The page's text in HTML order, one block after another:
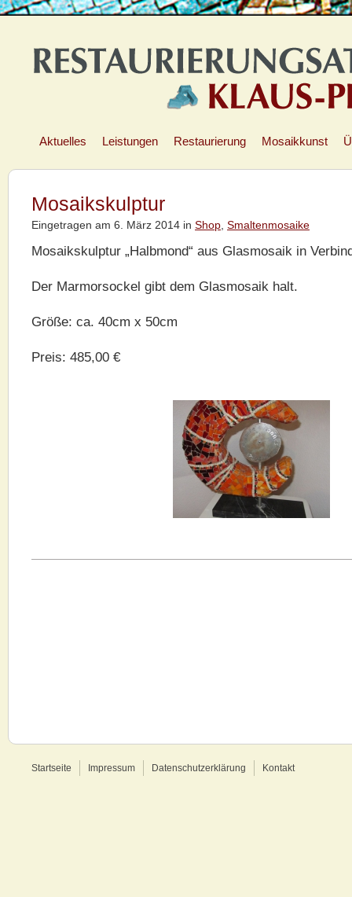
Aktuelles Leistungen Restaurierung Mosaikkunst
Mosaikskulptur
Eingetragen am 6. März 2014 in Shop Smaltenmosaike
Mosaikskulptur „Halbmond“ aus Glasmosaik in
Der Marmorsockel gibt dem Glasmosaik halt.
Größe: ca. 40cm x 50cm
Preis: 485,00 €
Startseite Impressum Datenschutzerklärung Kontakt